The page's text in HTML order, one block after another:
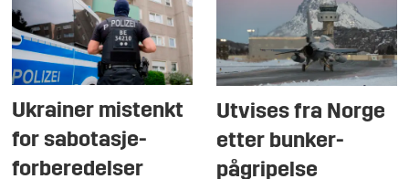
Ukrainer mistenkt
for sabotasje-
forberedelser
Utvises fra Norge
etter bunker-
pågripelse